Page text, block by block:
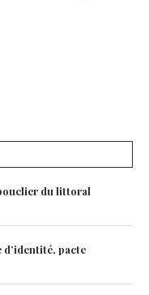
du littoral
d’identité, pacte